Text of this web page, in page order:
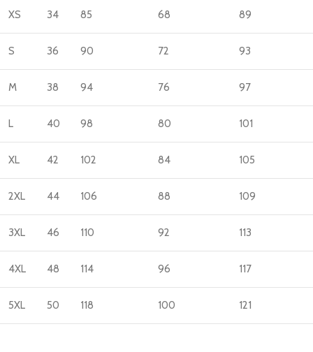
XS 34 85 68 89
S 36 90 72 93
M 38 94 76 97
L 40 98 80 101
XL 42 102 84 105
2XL 44 106 88 109
3XL 46 110 92 113
4XL 48 114 96 117
5XL 50 118 100 121